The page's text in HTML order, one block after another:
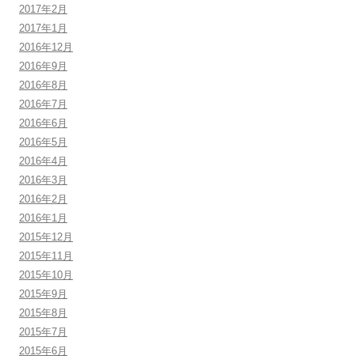
2017年2月
2017年1月
2016年12月
2016年9月
2016年8月
2016年7月
2016年6月
2016年5月
2016年4月
2016年3月
2016年2月
2016年1月
2015年12月
2015年11月
2015年10月
2015年9月
2015年8月
2015年7月
2015年6月